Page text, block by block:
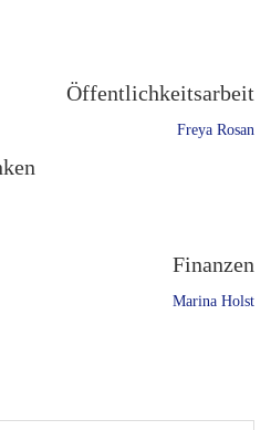
Öffentlichkeitsarbeit
Freya Rosan
Finanzen
Marina Holst